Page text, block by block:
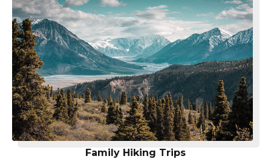
Family Hiking Trips